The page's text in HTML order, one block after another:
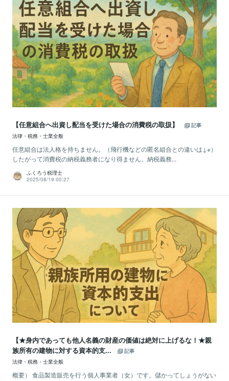
【任意組合へ出資し配当を受けた場合の消費税の取扱】
記事
法律・税務・士業全般
任意組合は法人格を持ちません。（飛行機などの匿名組合との違いは↓※）
したがって消費税の納税義務者になり得ません。納税義務...
ふくろう税理士
2025/08/19 00:27
【★身内であっても他人名義の財産の価値は絶対に上げるな！★親
族所有の建物に対する資本的支...
記事
法律・税務・士業全般
概要） 食品製造販売を行う個人事業者（女）です。儲かってしょうがない